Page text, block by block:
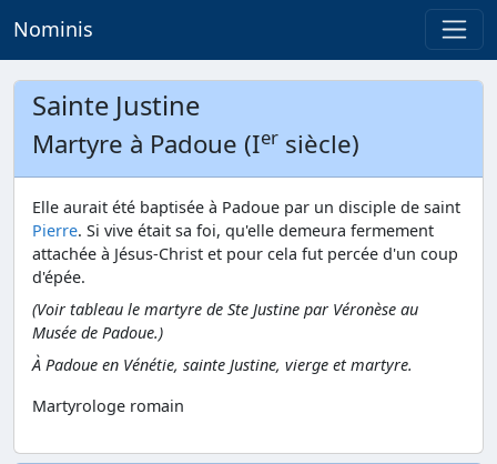
Nominis
Sainte Justine
Martyre à Padoue (Ier siècle)
Elle aurait été baptisée à Padoue par un disciple de saint
Pierre. Si vive était sa foi, qu'elle demeura fermement
attachée à Jésus-Christ et pour cela fut percée d'un coup
d'épée.
(Voir tableau le martyre de Ste Justine par Véronèse au
Musée de Padoue.)
À Padoue en Vénétie, sainte Justine, vierge et martyre.
Martyrologe romain